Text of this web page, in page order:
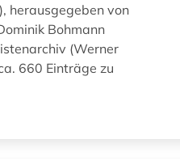
herausgegeben von
Bohmann
(Werner
660 Einträge zu